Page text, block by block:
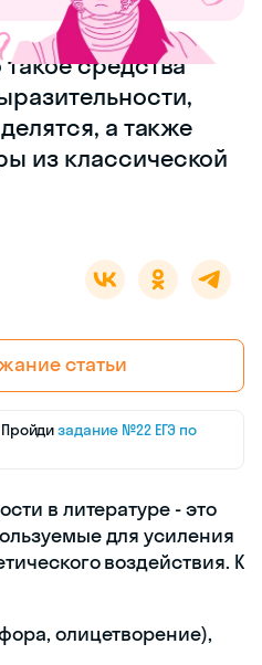
средства
а также
из классической
статьи
Пройдизадание №22 ЕГЭ по
в литературе - это
для усиления
воздействия. К
олицетворение),